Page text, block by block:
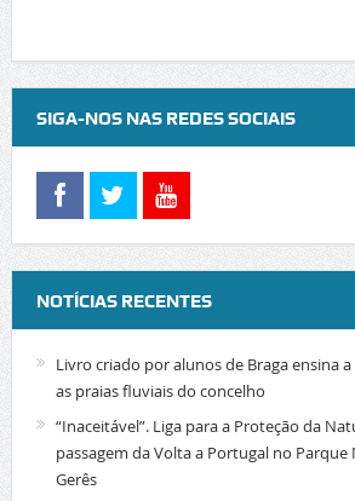
SIGA-NOS NAS REDES SOCIAIS
NOTÍCIAS RECENTES
Livro criado por alunos de Braga ensina
as praias fluviais do concelho
“Inaceitável”. Liga para a Proteção da
passagem da Volta a Portugal no Parque
Gerês